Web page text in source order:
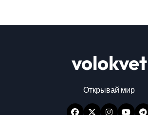
volokvet
Открывай мир